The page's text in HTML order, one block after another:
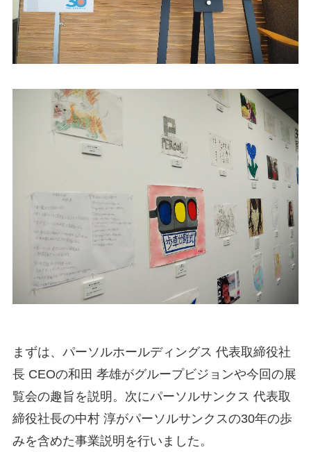
まずは、パーソルホールディングス 代表取締役社
長 CEOの和田 孝雄がグループビジョンや今回の展
覧会の趣旨を説明。次にパーソルサンクス 代表取
締役社長の中村 淳がパーソルサンクスの30年の歩
みを含めた事業説明を行いました。